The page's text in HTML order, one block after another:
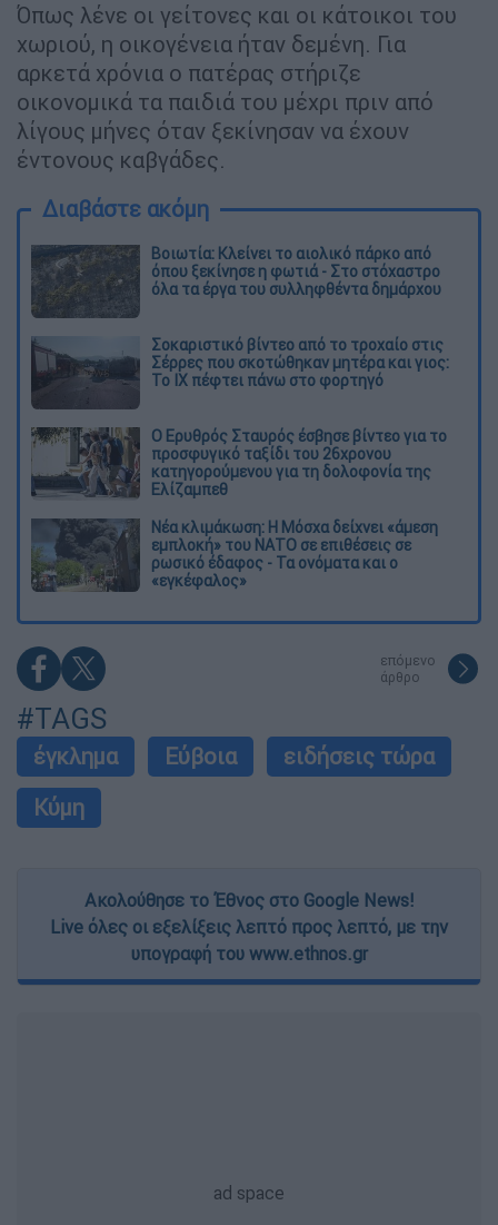
Όπως λένε οι γείτονες και οι κάτοικοι του
χωριού, η οικογένεια ήταν δεμένη. Για
αρκετά χρόνια ο πατέρας στήριζε
οικονομικά τα παιδιά του μέχρι πριν από
λίγους μήνες όταν ξεκίνησαν να έχουν
έντονους καβγάδες.
Διαβάστε ακόμη
Βοιωτία: Κλείνει το αιολικό πάρκο από
όπου ξεκίνησε η φωτιά - Στο στόχαστρο
όλα τα έργα του συλληφθέντα δημάρχου
Σοκαριστικό βίντεο από το τροχαίο στις
Σέρρες που σκοτώθηκαν μητέρα και γιος:
Το ΙΧ πέφτει πάνω στο φορτηγό
Ο Ερυθρός Σταυρός έσβησε βίντεο για το
προσφυγικό ταξίδι του 26χρονου
κατηγορούμενου για τη δολοφονία της
Ελίζαμπεθ
Νέα κλιμάκωση: Η Μόσχα δείχνει «άμεση
εμπλοκή» του ΝΑΤΟ σε επιθέσεις σε
ρωσικό έδαφος - Τα ονόματα και ο
«εγκέφαλος»
επόμενο
άρθρο
#TAGS
έγκλημα Εύβοια
ειδήσεις τώρα
Κύμη
Ακολούθησε το Έθνος στο Google News!
Live όλες οι εξελίξεις λεπτό προς λεπτό, με την
υπογραφή του www.ethnos.gr